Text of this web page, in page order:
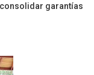
garantías